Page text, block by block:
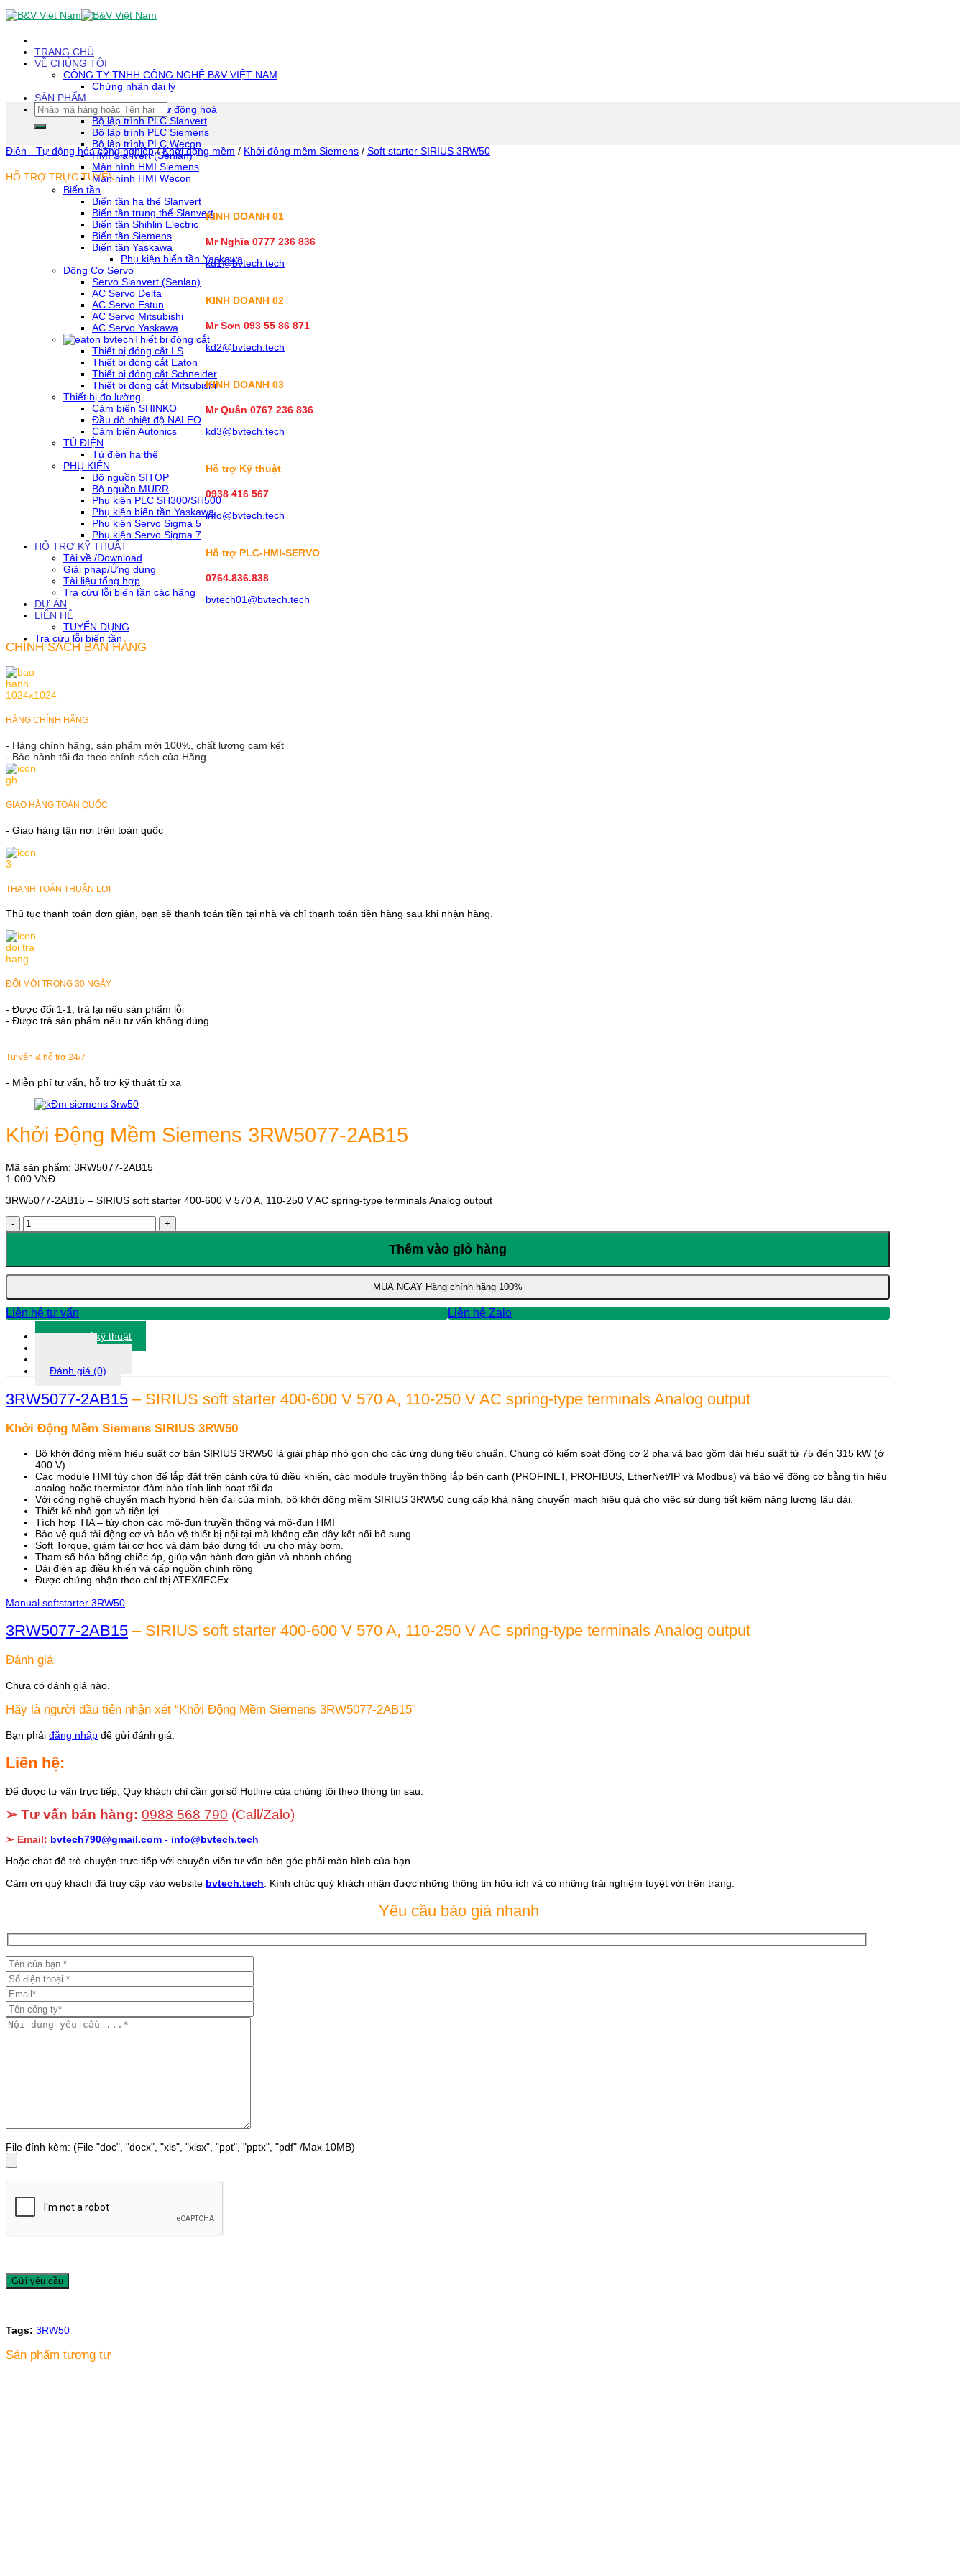
Skip
To
(tạm
dịch)
TRANG CHỦ
VỀ CHÚNG TÔI
CÔNG TY TNHH CÔNG NGHỆ B&V VIỆT NAM
Chứng nhận đại lý
SẢN PHẨM
Thiết bị tự động hoá
Bộ lập trình PLC Slanvert
Bộ lập trình PLC Siemens
Bộ lập trình PLC Wecon
HMI Slanvert (Senlan)
Màn hình HMI Siemens
Màn hình HMI Wecon
Biến tần
Biến tần hạ thế Slanvert
Biến tần trung thế Slanvert
Biến tần Shihlin Electric
Biến tần Siemens
Biến tần Yaskawa
Phụ kiện biến tần Yaskawa
Động Cơ Servo
Servo Slanvert (Senlan)
AC Servo Delta
AC Servo Estun
AC Servo Mitsubishi
AC Servo Yaskawa
Thiết bị đóng cắt
Thiết bị đóng cắt LS
Thiết bị đóng cắt Eaton
Thiết bị đóng cắt Schneider
Thiết bị đóng cắt Mitsubishi
Thiết bị đo lường
Cảm biến SHINKO
Đầu dò nhiệt độ NALEO
Cảm biến Autonics
TỦ ĐIỆN
Tủ điện hạ thế
PHỤ KIỆN
Bộ nguồn SITOP
Bộ nguồn MURR
Phụ kiện PLC SH300/SH500
Phụ kiện biến tần Yaskawa
Phụ kiện Servo Sigma 5
Phụ kiện Servo Sigma 7
HỖ TRỢ KỸ THUẬT
Tải về /Download
Giải pháp/Ứng dụng
Tài liệu tổng hợp
Tra cứu lỗi biến tần các hãng
DỰ ÁN
LIÊN HỆ
TUYỂN DỤNG
Tra cứu lỗi biến tần
Tìm
kiếm:
Điện - Tự động hóa công nghiệp / Khởi động mềm / Khởi động mềm Siemens / Soft starter SIRIUS 3RW50
HỖ TRỢ TRỰC TUYẾN
KINH DOANH 01
Mr Nghĩa 0777 236 836
kd1@bvtech.tech
KINH DOANH 02
Mr Sơn 093 55 86 871
kd2@bvtech.tech
KINH DOANH 03
Mr Quân 0767 236 836
kd3@bvtech.tech
Hỗ trợ Kỹ thuật
0938 416 567
info@bvtech.tech
Hỗ trợ PLC-HMI-SERVO
0764.836.838
bvtech01@bvtech.tech
CHÍNH SÁCH BÁN HÀNG
HÀNG CHÍNH HÃNG
- Hàng chính hãng, sản phẩm mới 100%, chất lượng cam kết
- Bảo hành tối đa theo chính sách của Hãng
GIAO HÀNG TOÀN QUỐC
- Giao hàng tận nơi trên toàn quốc
THANH TOÁN THUẬN LỢI
Thủ tục thanh toán đơn giản, bạn sẽ thanh toán tiền tại nhà và chỉ thanh toán tiền hàng sau khi nhận hàng.
ĐỔI MỚI TRONG 30 NGÀY
- Được đổi 1-1, trả lại nếu sản phẩm lỗi
- Được trả sản phẩm nếu tư vấn không đúng
Tư vấn & hỗ trợ 24/7
- Miễn phí tư vấn, hỗ trợ kỹ thuật từ xa
Khởi Động Mềm Siemens 3RW5077-2AB15
Mã sản phẩm: 3RW5077-2AB15
1.000 VNĐ
3RW5077-2AB15 – SIRIUS soft starter 400-600 V 570 A, 110-250 V AC spring-type terminals Analog output
Khởi
Động
3RW5077-
2AB15
lượng
Thêm vào giỏ hàng
MUA NGAY Hàng chính hãng 100%
Liên hệ tư vấn Liên hệ Zalo
Thông số kỹ thuật
Đánh giá (0)
3RW5077-2AB15 – SIRIUS soft starter 400-600 V 570 A, 110-250 V AC spring-type terminals Analog output
Khởi Động Mềm Siemens SIRIUS 3RW50
Bộ khởi động mềm hiệu suất cơ bản SIRIUS 3RW50 là giải pháp nhỏ gọn cho các ứng dụng tiêu chuẩn. Chúng có kiểm soát động cơ 2 pha và bao gồm dải hiệu suất từ 75 đến 315 kW (ở
400 V).
Các module HMI tùy chọn để lắp đặt trên cánh cửa tủ điều khiển, các module truyền thông lắp bên cạnh (PROFINET, PROFIBUS, EtherNet/IP và Modbus) và bảo vệ động cơ bằng tín hiệu
analog hoặc thermistor đảm bảo tính linh hoạt tối đa.
Với công nghệ chuyển mạch hybrid hiện đại của mình, bộ khởi động mềm SIRIUS 3RW50 cung cấp khả năng chuyển mạch hiệu quả cho việc sử dụng tiết kiệm năng lượng lâu dài.
Thiết kế nhỏ gọn và tiện lợi
Tích hợp TIA – tùy chọn các mô-đun truyền thông và mô-đun HMI
Bảo vệ quá tải động cơ và bảo vệ thiết bị nội tại mà không cần dây kết nối bổ sung
Soft Torque, giảm tải cơ học và đảm bảo dừng tối ưu cho máy bơm.
Tham số hóa bằng chiếc áp, giúp vận hành đơn giản và nhanh chóng
Dải điện áp điều khiển và cấp nguồn chính rộng
Được chứng nhận theo chỉ thị ATEX/IECEx.
Manual softstarter 3RW50
3RW5077-2AB15 – SIRIUS soft starter 400-600 V 570 A, 110-250 V AC spring-type terminals Analog output
Đánh giá
Chưa có đánh giá nào.
Hãy là người đầu tiên nhận xét “Khởi Động Mềm Siemens 3RW5077-2AB15”
Bạn phải đăng nhập để gửi đánh giá.
Liên hệ:
Để được tư vấn trực tiếp, Quý khách chỉ cần gọi số Hotline của chúng tôi theo thông tin sau:
➢ Tư vấn bán hàng: 0988 568 790 (Call/Zalo)
➢ Email: bvtech790@gmail.com - info@bvtech.tech
Hoặc chat để trò chuyện trực tiếp với chuyên viên tư vấn bên góc phải màn hình của bạn
Cảm ơn quý khách đã truy cập vào website bvtech.tech . Kính chúc quý khách nhận được những thông tin hữu ích và có những trải nghiệm tuyệt vời trên trang.
Yêu cầu báo giá nhanh
File đính kèm: (File "doc", "docx", "xls", "xlsx", "ppt", "pptx", "pdf" /Max 10MB)
Tags: 3RW50
Sản phẩm tương tự